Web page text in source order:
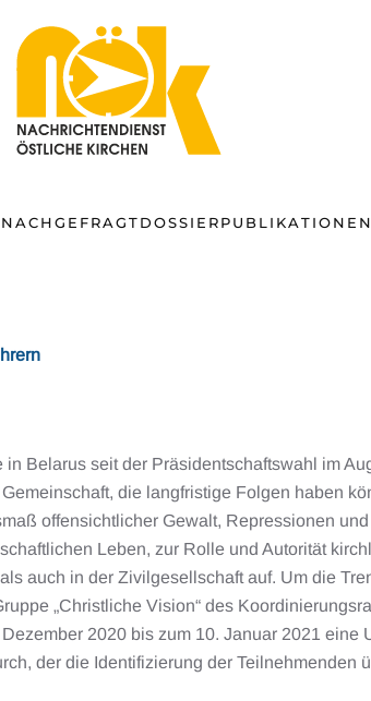
NACHGEFRAGTDOSSIERPUBLIKATIONEN
Belarus seit der Präsidentschaftswahl im
die langfristige Folgen haben
offensichtlicher Gewalt, Repressionen
Leben, zur Rolle und Autorität
auch in der Zivilgesellschaft auf. Um die
„Christliche Vision“ des
2020 bis zum 10. Januar 2021
der die Identifizierung der Teilnehmenden